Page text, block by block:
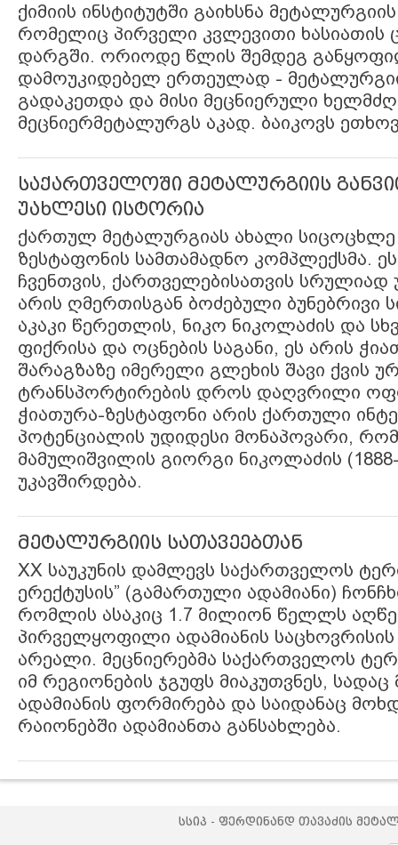
ქიმიის ინსტიტუტში გაიხსნა
რომელიც პირველი კვლევითი ხასიათის
დარგში. ორიოდე წლის შემდეგ
დამოუკიდებელ ერთეულად -
გადაკეთდა და მისი მეცნიერული
მეცნიერმეტალურგს აკად. ბაიკოვს
საქართველოში მეტალურგიის
უახლესი ისტორია
ქართულ მეტალურგიას ახალი სიცოცხლე
ზესტაფონის სამთამადნო კომპლექსმა.
ჩვენთვის, ქართველებისათვის სრულიად
არის ღმერთისგან ბოძებული ბუნებრივი
აკაკი წერეთლის, ნიკო ნიკოლაძის და
ფიქრისა და ოცნების საგანი, ეს არის
შარაგზაზე იმერელი გლეხის შავი ქვის
ტრანსპორტირების დროს დაღვრილი
ჭიათურა-ზესტაფონი არის ქართული
პოტენციალის უდიდესი მონაპოვარი,
მამულიშვილის გიორგი ნიკოლაძის
უკავშირდება.
მეტალურგიის სათავეებთან
XX საუკუნის დამლევს საქართველოს
ერექტუსის” (გამართული ადამიანი)
რომლის ასაკიც 1.7 მილიონ წელლს
პირველყოფილი ადამიანის
არეალი. მეცნიერებმა საქართველოს
იმ რეგიონების ჯგუფს მიაკუთვნეს,
ადამიანის ფორმირება და საიდანაც
რაიონებში ადამიანთა განსახლება.
სსიპ - ფერდინანდ თავაძის